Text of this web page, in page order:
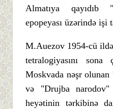
Almatıya
epopeyası üzərində işi
M.Auezov 1954-cü
tetralogiyasını sona
Moskvada nəşr
və "Drujba narodov"
heyətinin tərkibinə